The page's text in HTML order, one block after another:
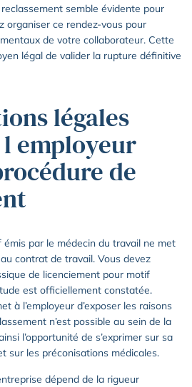
semble évidente pour
organiser ce rendez-vous pour
de votre collaborateur. Cette
légal de valider la rupture définitive
légales
employeur
de
émis par le médecin du travail ne met
contrat de travail. Vous devez
de licenciement pour motif
est officiellement constatée.
à l’employeur d’exposer les raisons
n’est possible au sein de la
l’opportunité de s’exprimer sur sa
sur les préconisations médicales.
dépend de la rigueur